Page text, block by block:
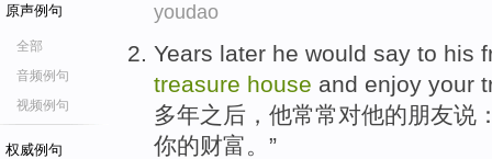
原声例句
全部
音频例句
视频例句
权威例句
youdao
Years later he would say to his
treasure house and enjoy your
多年之后 ， 他常常对他的朋友说
你的财富。”